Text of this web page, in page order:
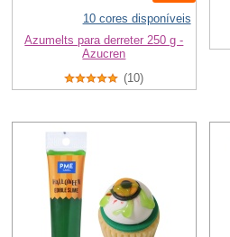
10 cores disponíveis
Azumelts para derreter 250 g -
Azucren
(10)